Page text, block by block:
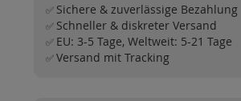
✅ Sichere & zuverlässige Bezahlung
✅ Schneller & diskreter Versand
✅ EU: 3-5 Tage, Weltweit: 5-21 Tage
✅Versand mit Tracking